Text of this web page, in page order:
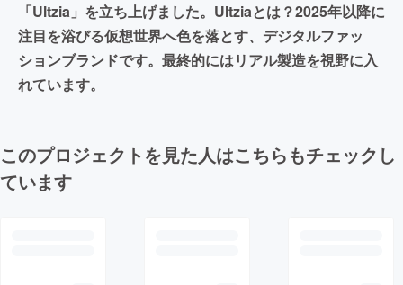
「Ultzia」を立ち上げました。Ultziaとは？2025年以降に
注目を浴びる仮想世界へ色を落とす、デジタルファッ
ションブランドです。最終的にはリアル製造を視野に入
れています。
このプロジェクトを見た人はこちらもチェックし
ています